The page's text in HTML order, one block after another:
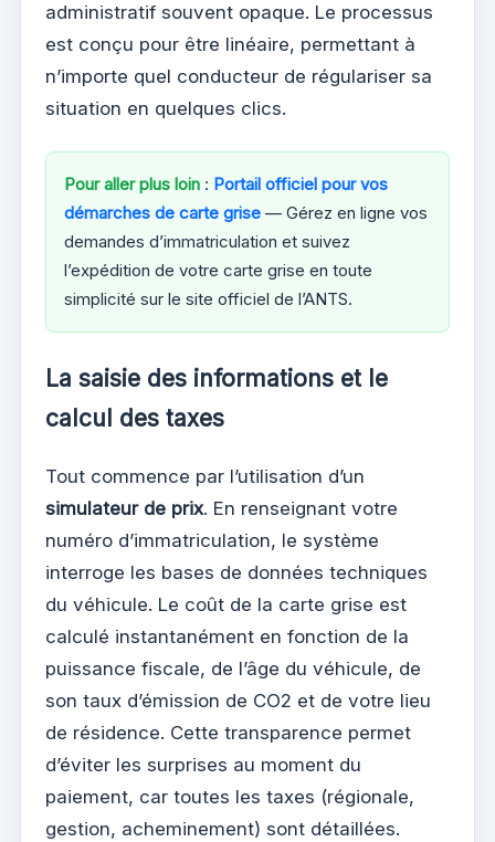
administratif souvent opaque. Le processus
est conçu pour être linéaire, permettant à
n’importe quel conducteur de régulariser sa
situation en quelques clics.
Pour aller plus loin : Portail officiel pour vos
démarches de carte grise — Gérez en ligne vos
demandes d’immatriculation et suivez
l’expédition de votre carte grise en toute
simplicité sur le site officiel de l’ANTS.
La saisie des informations et le
calcul des taxes
Tout commence par l’utilisation d’un
simulateur de prix. En renseignant votre
numéro d’immatriculation, le système
interroge les bases de données techniques
du véhicule. Le coût de la carte grise est
calculé instantanément en fonction de la
puissance fiscale, de l’âge du véhicule, de
son taux d’émission de CO2 et de votre lieu
de résidence. Cette transparence permet
d’éviter les surprises au moment du
paiement, car toutes les taxes (régionale,
gestion, acheminement) sont détaillées.